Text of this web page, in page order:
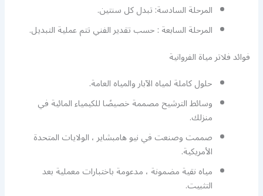
المرحلة السادسة: تبدل كل سنتين.
المرحلة السابعة : حسب تقدير الفني تتم عملية التبديل.
فوائد فلاتر مياة الفروانية
حلول كاملة لمياه الآبار والمياه العامة.
وسائط الترشيح مصممة خصيصًا للكيمياء المائية في
منزلك.
صممت وصنعت في نيو هامبشاير ، الولايات المتحدة
الأمريكية.
مياه نقية مضمونة ، مدعومة باختبارات معملية بعد
التثبيت.